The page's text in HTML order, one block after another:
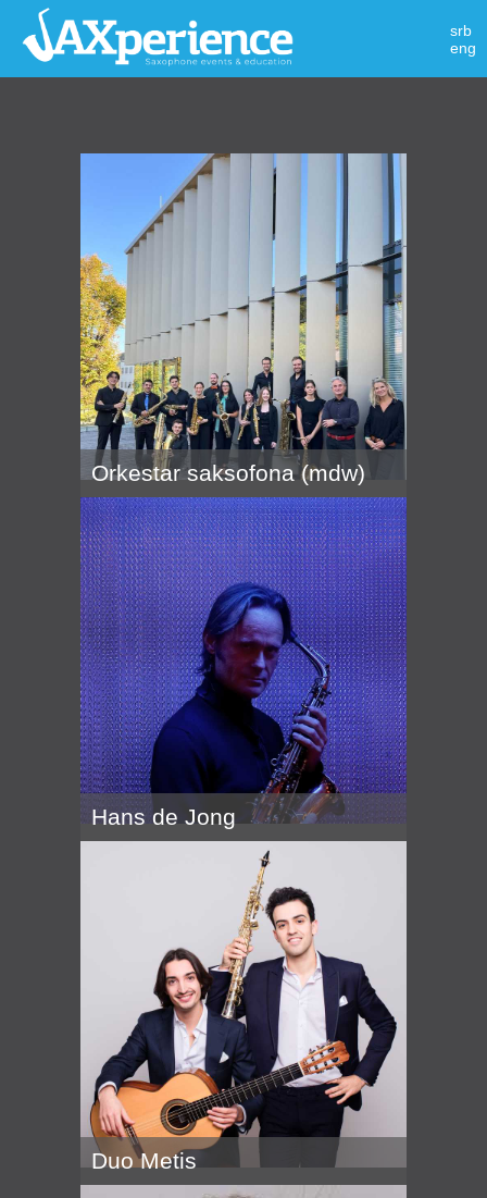
srb
eng
Duo Metis
Hans de Jong
Orkestar saksofona (mdw)